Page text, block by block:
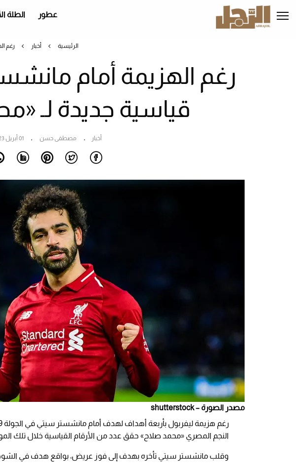
إلى
المحتوى
عطور الطلة
الرئيسية أخبار رغم
رغم الهزيمة أمام
قياسية جديدة لـ
أخبار مصطفى حسن 01 أبريل 2023
مصدر الصورة – shutterstock
النجم المصري «محمد صلاح» حقق عدد من الأرقام القياسية خلال تلك
وقلب مانشستر سيتي تأخره بهدف إلى فوز عريض، بواقع هدف في الشوط